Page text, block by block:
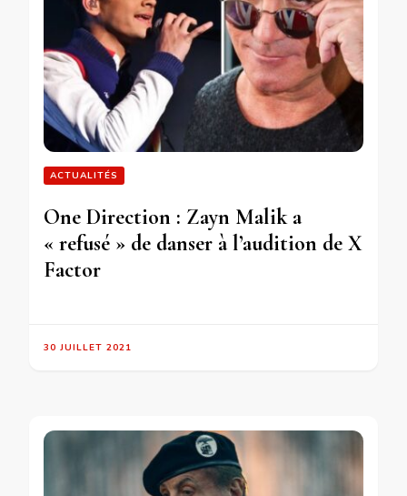
ACTUALITÉS
One Direction : Zayn Malik a
« refusé » de danser à l’audition de X
Factor
30 JUILLET 2021